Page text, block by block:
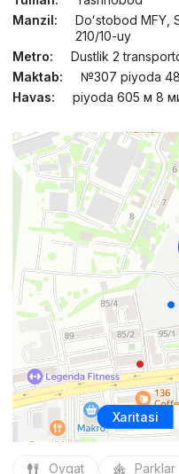
Manzil:
Doʻstobod MFY,
210/10-uy
Metro:
Dustlik 2
Maktab:
№307 piyoda
Havas:
piyoda 605 м 8
Xaritasi
Ovqat Parklar